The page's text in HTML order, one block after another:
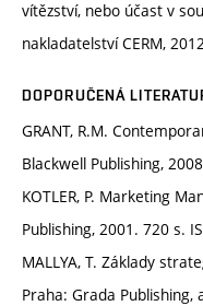
vítězství, nebo účast v
nakladatelství CERM,
DOPORUČENÁ
GRANT, R.M.
Blackwell Publishing,
KOTLER, P. Marketing
Publishing, 2001. 720 s.
MALLYA, T. Základy
Praha: Grada Publishing,